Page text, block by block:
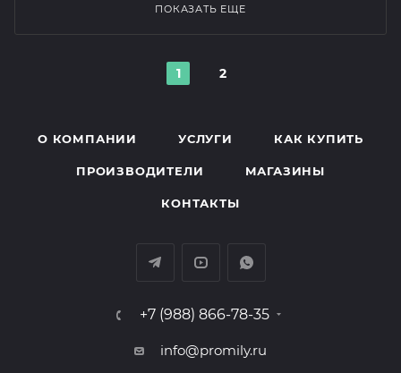
ПОКАЗАТЬ ЕЩЕ
1 2
О КОМПАНИИ УСЛУГИ КАК КУПИТЬ
ПРОИЗВОДИТЕЛИ МАГАЗИНЫ
КОНТАКТЫ
+7 (988) 866-78-35
info@promily.ru